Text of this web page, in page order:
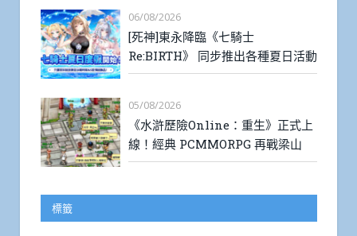
06/08/2026
[死神]東永降臨《七騎士
Re:BIRTH》 同步推出各種夏日活動
05/08/2026
《水滸歷險Online：重生》正式上
線！經典 PCMMORPG 再戰梁山
標籤